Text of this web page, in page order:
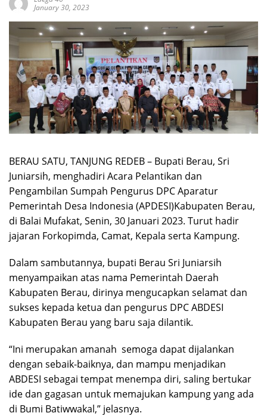
January 30, 2023
BERAU SATU, TANJUNG REDEB – Bupati Berau, Sri
Juniarsih, menghadiri Acara Pelantikan dan
Pengambilan Sumpah Pengurus DPC Aparatur
Pemerintah Desa Indonesia (APDESI)Kabupaten Berau,
di Balai Mufakat, Senin, 30 Januari 2023. Turut hadir
jajaran Forkopimda, Camat, Kepala serta Kampung.
Dalam sambutannya, bupati Berau Sri Juniarsih
menyampaikan atas nama Pemerintah Daerah
Kabupaten Berau, dirinya mengucapkan selamat dan
sukses kepada ketua dan pengurus DPC ABDESI
Kabupaten Berau yang baru saja dilantik.
“Ini merupakan amanah semoga dapat dijalankan
dengan sebaik-baiknya, dan mampu menjadikan
ABDESI sebagai tempat menempa diri, saling bertukar
ide dan gagasan untuk memajukan kampung yang ada
di Bumi Batiwwakal,” jelasnya.